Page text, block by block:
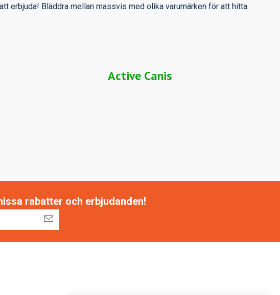
erbjuda! Bläddra mellan massvis med olika varumärken för att hitta
Active Canis
rabatter och erbjudanden!